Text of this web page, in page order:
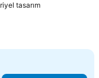
tasarım